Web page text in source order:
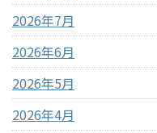
2026年7月
2026年6月
2026年5月
2026年4月